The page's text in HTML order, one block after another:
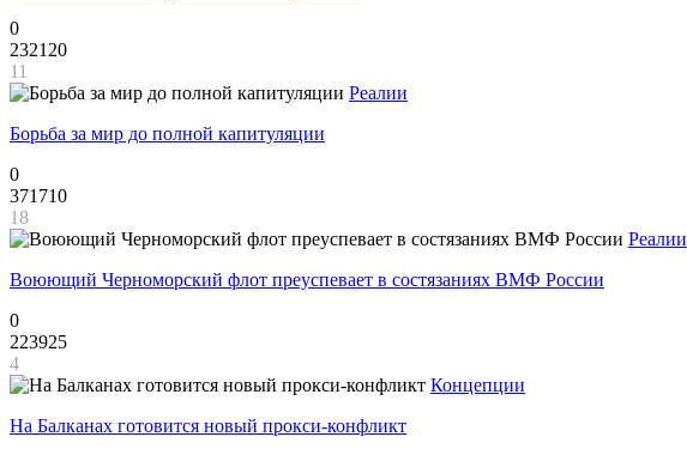
0
232120
11
Реалии
Борьба за мир до полной капитуляции
0
371710
18
Реалии
Воюющий Черноморский флот преуспевает в состязаниях ВМФ России
0
223925
4
Концепции
На Балканах готовится новый прокси-конфликт